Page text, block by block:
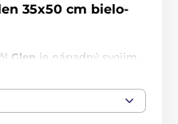
35x50 cm bielo-
Glen je nápadný svojim
a farby. Celú